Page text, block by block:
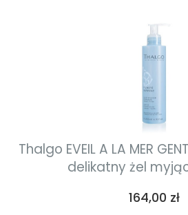
Thalgo EVEIL A LA MER
delikatny żel
Cena
164,00 zł